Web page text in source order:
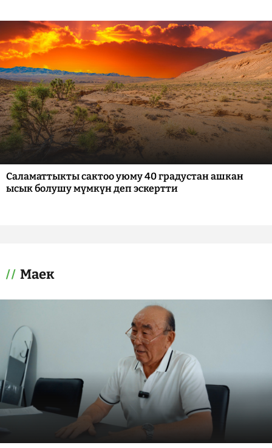
Саламаттыкты сактоо уюму 40 градустан ашкан
ысык болушу мүмкүн деп эскертти
Маек